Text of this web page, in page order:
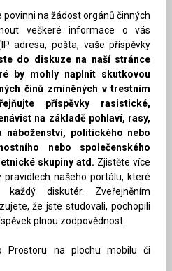
povinni na žádost orgánů činných
veškeré informace o vás
adresa, pošta, vaše příspěvky
do diskuze na naší stránce
by mohly naplnit skutkovou
činů zmíněných v trestním
příspěvky rasistické,
na základě pohlaví, rasy,
náboženství, politického nebo
nebo společenského
skupiny atd. Zjistěte více
našeho portálu, které
diskutér. Zveřejněním
že jste studovali, pochopili
plnou zodpovědnost.
Prostoru na plochu mobilu či